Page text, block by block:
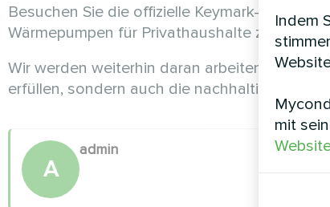
Besuchen Sie die offizielle Keymark-Website
Wärmepumpen für Privathaushalte zu erfahren.
Wir werden weiterhin daran arbeiten,
erfüllen, sondern auch die nachhaltige
A
admin
Indem
mit